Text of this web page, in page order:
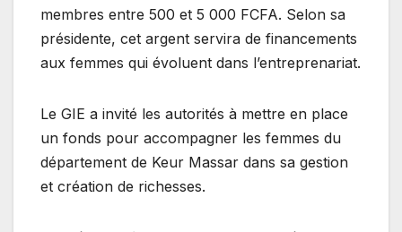
membres entre 500 et 5 000 FCFA. Selon sa
présidente, cet argent servira de financements
aux femmes qui évoluent dans l’entreprenariat.
Le GIE a invité les autorités à mettre en place
un fonds pour accompagner les femmes du
département de Keur Massar dans sa gestion
et création de richesses.